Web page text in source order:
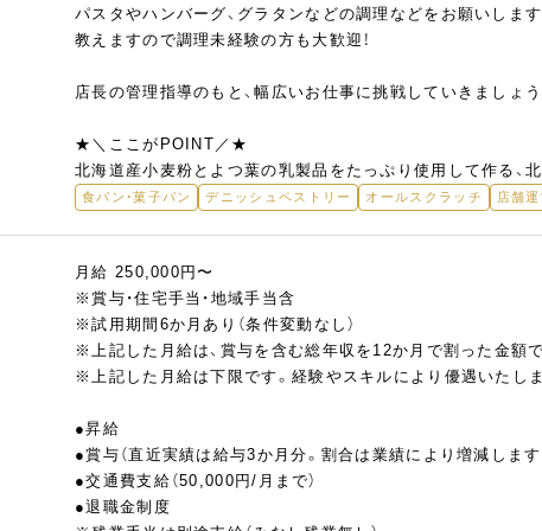
パスタやハンバーグ、グラタンなどの調理などをお願いしま
教えますので調理未経験の方も大歓迎！
店長の管理指導のもと、幅広いお仕事に挑戦していきましょ
★＼ここがPOINT／★
北海道産小麦粉とよつ葉の乳製品をたっぷり使用して作る、
食パン・菓子パン デニッシュペストリー オールスクラッチ 店舗運
月給 250,000円〜
※賞与・住宅手当・地域手当含
※試用期間6か月あり（条件変動なし）
※上記した月給は、賞与を含む総年収を12か月で割った金額で
※上記した月給は下限です。経験やスキルにより優遇いたしま
●昇給
●賞与（直近実績は給与3か月分。割合は業績により増減します
●交通費支給（50,000円/月まで）
●退職金制度